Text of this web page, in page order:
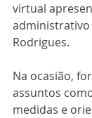
virtual
administrativo
Rodrigues.
Na ocasião,
assuntos
medidas e